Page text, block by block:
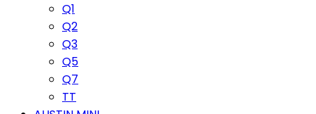
Q1
Q2
Q3
Q5
Q7
TT